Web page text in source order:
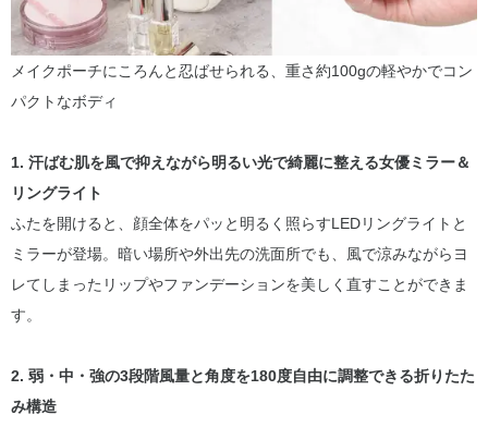
メイクポーチにころんと忍ばせられる、重さ約100gの軽やかでコン
パクトなボディ
1. 汗ばむ肌を風で抑えながら明るい光で綺麗に整える女優ミラー＆
リングライト
ふたを開けると、顔全体をパッと明るく照らすLEDリングライトと
ミラーが登場。暗い場所や外出先の洗面所でも、風で涼みながらヨ
レてしまったリップやファンデーションを美しく直すことができま
す。
2. 弱・中・強の3段階風量と角度を180度自由に調整できる折りたた
み構造